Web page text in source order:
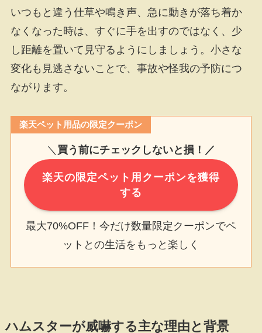
いつもと違う仕草や鳴き声、急に動きが落ち着か
なくなった時は、すぐに手を出すのではなく、少
し距離を置いて見守るようにしましょう。小さな
変化も見逃さないことで、事故や怪我の予防につ
ながります。
楽天ペット用品の限定クーポン
＼ 買う前にチェックしないと損！／
楽天の限定ペット用クーポンを獲得
する
最大70%OFF！今だけ数量限定クーポンでペ
ットとの生活をもっと楽しく
ハムスターが威嚇する主な理由と背景